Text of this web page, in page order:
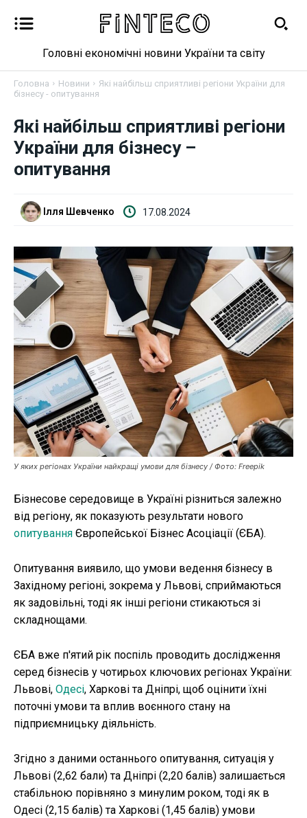
Новини
Бізнес
Криптовалюта
Робота і освіта
Публікації
ФОП
Курс валют
Ми в соц. мережах
Головні економічні новини України та світу
Головна Новини
Які найбільш сприятливі регіони України для
бізнесу - опитування
Які найбільш сприятливі регіони
України для бізнесу –
опитування
Ілля Шевченко 17.08.2024
У яких регіонах України найкращі умови для бізнесу / Фото: Freepik
Бізнесове середовище в Україні різниться залежно
від регіону, як показують результати нового
опитування Європейської Бізнес Асоціації (ЄБА).
Опитування виявило, що умови ведення бізнесу в
Західному регіоні, зокрема у Львові, сприймаються
як задовільні, тоді як інші регіони стикаються зі
складнощами.
ЄБА вже п'ятий рік поспіль проводить дослідження
серед бізнесів у чотирьох ключових регіонах України:
Львові, Одесі, Харкові та Дніпрі, щоб оцінити їхні
поточні умови та вплив воєнного стану на
підприємницьку діяльність.
Згідно з даними останнього опитування, ситуація у
Львові (2,62 бали) та Дніпрі (2,20 балів) залишається
стабільною порівняно з минулим роком, тоді як в
Одесі (2,15 балів) та Харкові (1,45 балів) умови